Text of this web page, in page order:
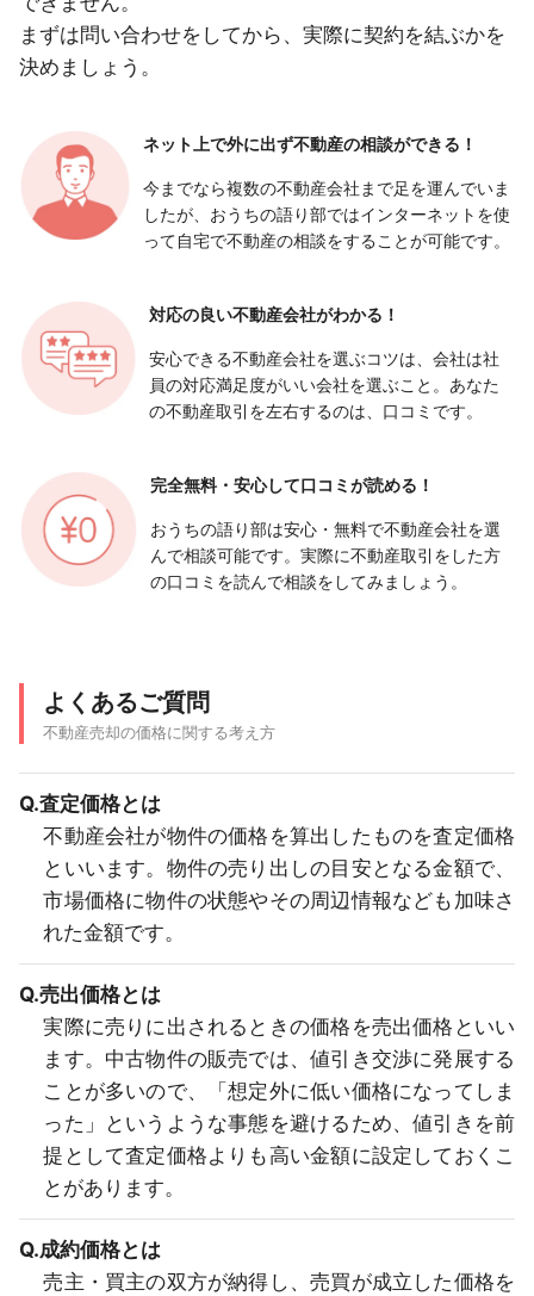
まずは問い合わせをしてから、実際に契約を結ぶかを
決めましょう。
ネット上で外に出ず不動産の相談ができる！
今までなら複数の不動産会社まで足を運んでいま
したが、おうちの語り部ではインターネットを使
って自宅で不動産の相談をすることが可能です。
対応の良い不動産会社がわかる！
安心できる不動産会社を選ぶコツは、会社は社
員の対応満足度がいい会社を選ぶこと。あなた
の不動産取引を左右するのは、口コミです。
完全無料・安心して口コミが読める！
おうちの語り部は安心・無料で不動産会社を選
んで相談可能です。実際に不動産取引をした方
の口コミを読んで相談をしてみましょう。
よくあるご質問
不動産売却の価格に関する考え方
Q.査定価格とは
不動産会社が物件の価格を算出したものを査定価格
といいます。物件の売り出しの目安となる金額で、
市場価格に物件の状態やその周辺情報なども加味さ
れた金額です。
Q.売出価格とは
実際に売りに出されるときの価格を売出価格といい
ます。中古物件の販売では、値引き交渉に発展する
ことが多いので、「想定外に低い価格になってしま
った」というような事態を避けるため、値引きを前
提として査定価格よりも高い金額に設定しておくこ
とがあります。
Q.成約価格とは
売主・買主の双方が納得し、売買が成立した価格を